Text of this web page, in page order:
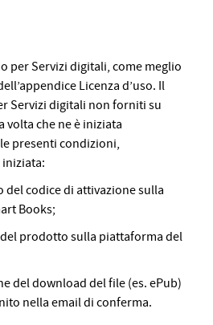
per Servizi digitali, come meglio
Licenza d’uso. Il
Servizi digitali non forniti su
che ne è iniziata
presenti condizioni,
codice di attivazione sulla
Books;
prodotto sulla piattaforma del
del download del file (es. ePub)
nella email di conferma.